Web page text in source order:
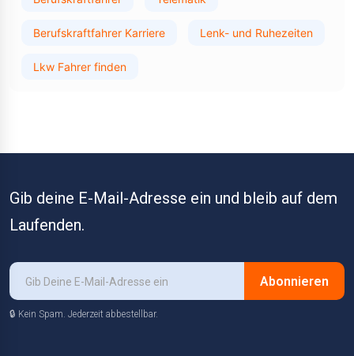
Berufskraftfahrer Karriere Lenk- und Ruhezeiten
Lkw Fahrer finden
Gib deine E-Mail-Adresse ein und bleib auf dem
Laufenden.
Abonnieren
🔒 Kein Spam. Jederzeit abbestellbar.